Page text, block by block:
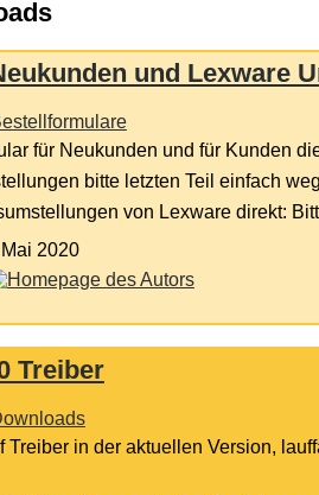
und Lexware
für Neukunden und für Kunden
bitte letzten Teil einfach
von Lexware direkt:
2020
Treiber
Treiber in der aktuellen Version,